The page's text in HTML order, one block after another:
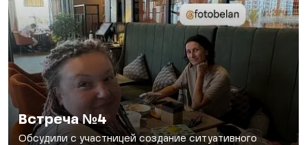
Встреча №4
Обсудили с участницей создание ситуативного